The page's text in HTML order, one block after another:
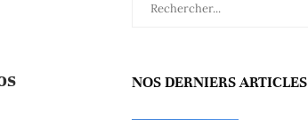
NOS DERNIERS ARTICLES